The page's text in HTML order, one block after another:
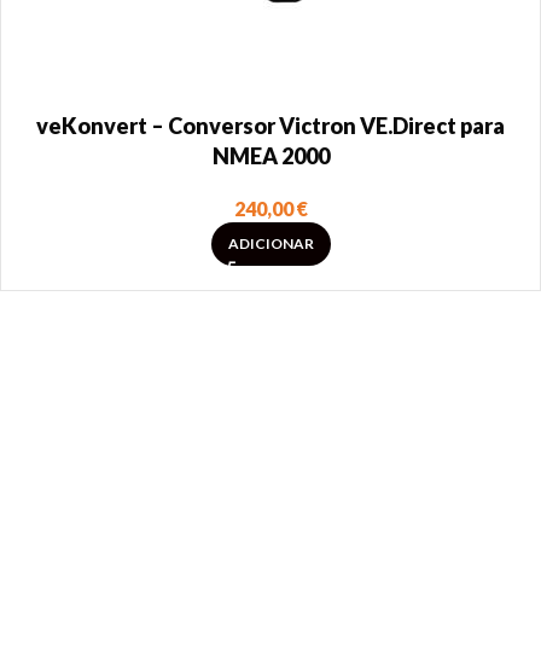
veKonvert – Conversor Victron VE.Direct para
NMEA 2000
240,00€
ADICIONAR